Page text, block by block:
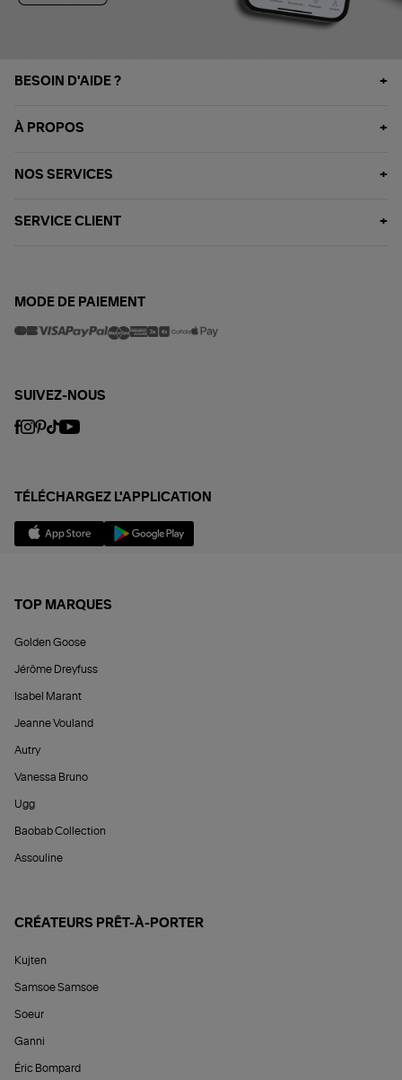
BESOIN D'AIDE ?
À PROPOS
NOS SERVICES
SERVICE CLIENT
MODE DE PAIEMENT
SUIVEZ-NOUS
TÉLÉCHARGEZ L'APPLICATION
TOP MARQUES
Golden Goose
Jérôme Dreyfuss
Isabel Marant
Jeanne Vouland
Autry
Vanessa Bruno
Ugg
Baobab Collection
Assouline
CRÉATEURS PRÊT-À-PORTER
Kujten
Samsoe Samsoe
Soeur
Ganni
Éric Bompard